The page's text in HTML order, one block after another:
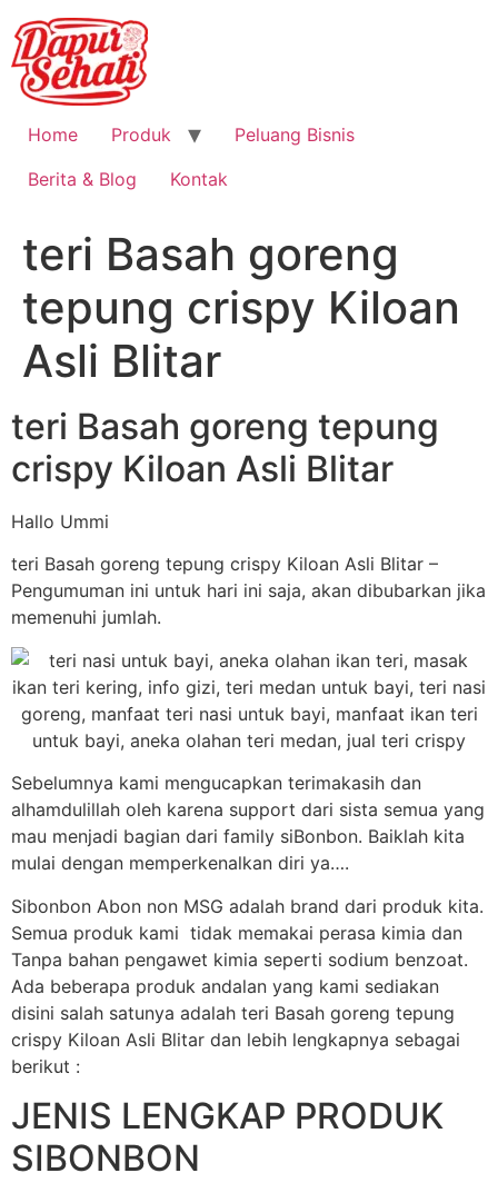
Home Produk
Peluang Bisnis
Berita & Blog
Kontak
teri Basah goreng
tepung crispy Kiloan
Asli Blitar
teri Basah goreng tepung
crispy Kiloan Asli Blitar
Hallo Ummi
teri Basah goreng tepung crispy Kiloan Asli Blitar –
Pengumuman ini untuk hari ini saja, akan dibubarkan jika
memenuhi jumlah.
Sebelumnya kami mengucapkan terimakasih dan
alhamdulillah oleh karena support dari sista semua yang
mau menjadi bagian dari family siBonbon. Baiklah kita
mulai dengan memperkenalkan diri ya….
Sibonbon Abon non MSG adalah brand dari produk kita.
Semua produk kami tidak memakai perasa kimia dan
Tanpa bahan pengawet kimia seperti sodium benzoat.
Ada beberapa produk andalan yang kami sediakan
disini salah satunya adalah teri Basah goreng tepung
crispy Kiloan Asli Blitar dan lebih lengkapnya sebagai
berikut :
JENIS LENGKAP PRODUK
SIBONBON